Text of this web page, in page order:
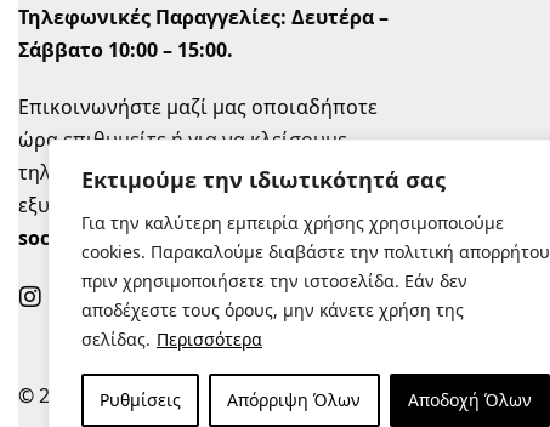
Εκτιμούμε την ιδιωτικότητά σας
Για την καλύτερη εμπειρία χρήσης χρησιμοποιούμε
cookies. Παρακαλούμε διαβάστε την πολιτική απορρήτου
πριν χρησιμοποιήσετε την ιστοσελίδα. Εάν δεν
αποδέχεστε τους όρους, μην κάνετε χρήση της
σελίδας. Περισσότερα
Ρυθμίσεις Απόρριψη Όλων Αποδοχή Όλων
Τηλεφωνικές Παραγγελίες: Δευτέρα –
Σάββατο 10:00 – 15:00.
Επικοινωνήστε μαζί μας οποιαδήποτε
ώρα επιθυμείτε ή για να κλείσουμε
τηλεφωνικό ραντεβού την ώρα που σας
εξυπηρετεί στο
social
.
© 2022 |Κατασκευή Eshop